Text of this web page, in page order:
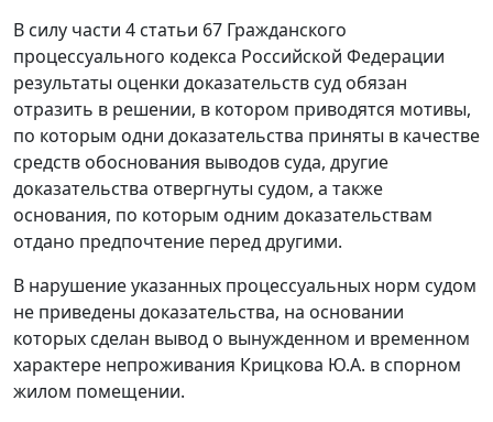
В силу части 4 статьи 67 Гражданского
процессуального кодекса Российской Федерации
результаты оценки доказательств суд обязан
отразить в решении, в котором приводятся мотивы,
по которым одни доказательства приняты в качестве
средств обоснования выводов суда, другие
доказательства отвергнуты судом, а также
основания, по которым одним доказательствам
отдано предпочтение перед другими.
В нарушение указанных процессуальных норм судом
не приведены доказательства, на основании
которых сделан вывод о вынужденном и временном
характере непроживания Крицкова Ю.А. в спорном
жилом помещении.